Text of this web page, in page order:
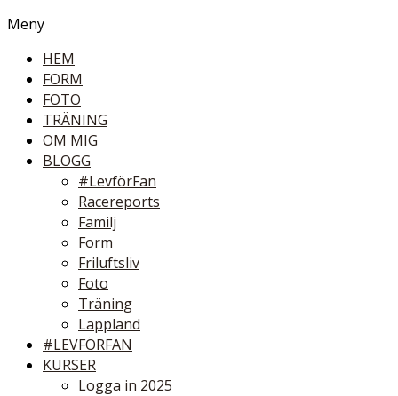
Meny
HEM
FORM
FOTO
TRÄNING
OM MIG
BLOGG
#LevförFan
Racereports
Familj
Form
Friluftsliv
Foto
Träning
Lappland
#LEVFÖRFAN
KURSER
Logga in 2025